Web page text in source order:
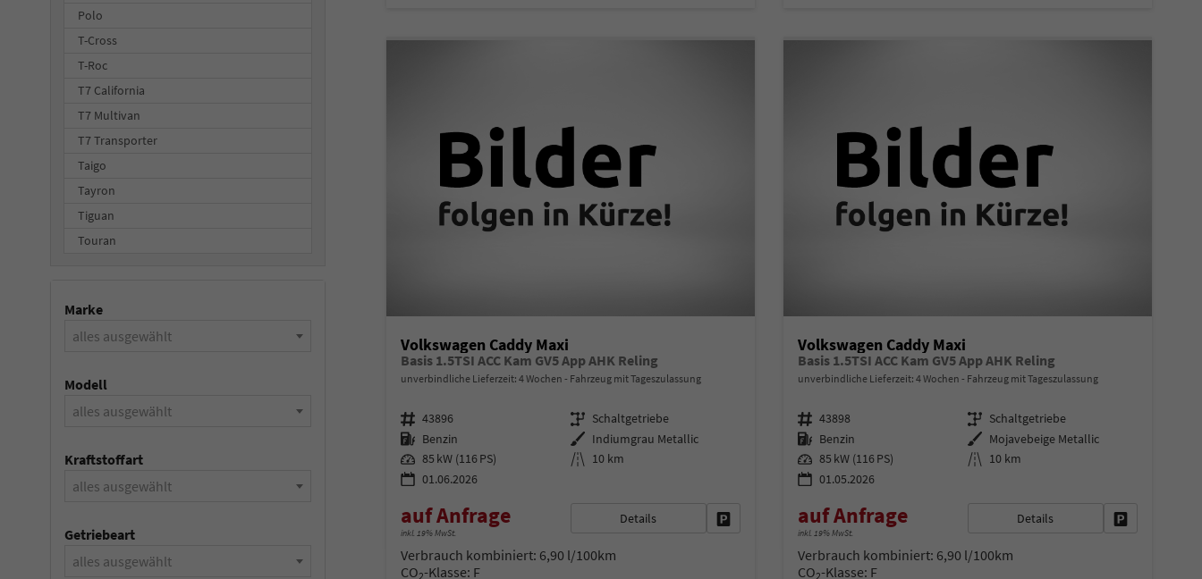
Volkswagen Caddy Maxi
Basis 1.5TSI ACC Kam GV5 App AHK Reling
unverbindliche Lieferzeit: 4 Wochen Fahrzeug mit Tageszulassung
Fahrzeugnr. 43896 Getriebe Schaltgetriebe
Kraftstoff Benzin Außenfarbe Indiumgrau Metallic
Leistung 85 kW (116 PS) Kilometerstand 10 km
01.06.2026
auf Anfrage
inkl. 19% MwSt.
Details Fahrzeug parken
Verbrauch kombiniert: 6,90 l/100km
CO2-Klasse: F
Volkswagen Caddy Maxi
Basis 1.5TSI ACC Kam GV5 App AHK Reling
unverbindliche Lieferzeit: 4 Wochen Fahrzeug mit Tageszulassung
Fahrzeugnr. 43898 Getriebe Schaltgetriebe
Kraftstoff Benzin Außenfarbe Mojavebeige Metallic
Leistung 85 kW (116 PS) Kilometerstand 10 km
01.05.2026
auf Anfrage
inkl. 19% MwSt.
Details Fahrzeug
Verbrauch kombiniert: 6,90 l/100km
CO2-Klasse: F
Polo
T-Cross
T-Roc
T7 California
T7 Multivan
T7 Transporter
Taigo
Tayron
Tiguan
Touran
Marke
alles ausgewählt
Modell
alles ausgewählt
Kraftstoffart
alles ausgewählt
Getriebeart
alles ausgewählt